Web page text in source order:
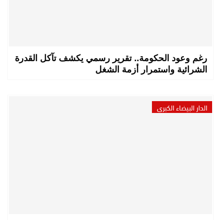
رغم وعود الحكومة.. تقرير رسمي يكشف تآكل القدرة
الشرائية واستمرار أزمة الشغل
الدار البيضاء الكبرى